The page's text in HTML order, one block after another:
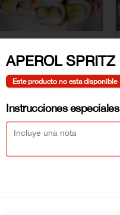
$7.990
APEROL SPRITZ
Este producto no esta disponible
Instrucciones especiales